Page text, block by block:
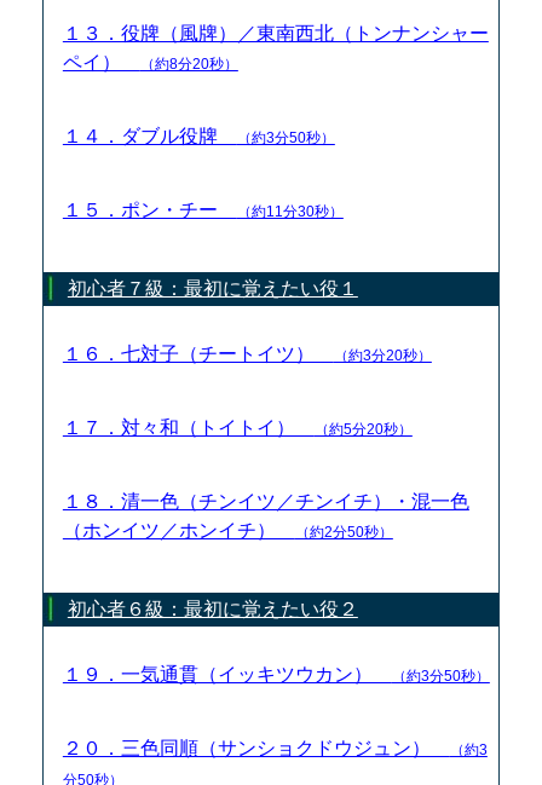
１３．役牌（風牌）／東南西北（トンナンシャー
ペイ）
（約8分20秒）
１４．ダブル役牌 （約3分50秒）
１５．ポン・チー （約11分30秒）
初心者７級：最初に覚えたい役１
１６．七対子（チートイツ） （約3分20秒）
１７．対々和（トイトイ） （約5分20秒）
１８．清一色（チンイツ／チンイチ）・混一色
（ホンイツ／ホンイチ）
（約2分50秒）
初心者６級：最初に覚えたい役２
１９．一気通貫（イッキツウカン） （約3分50秒）
２０．三色同順（サンショクドウジュン）
（約3
分50秒）